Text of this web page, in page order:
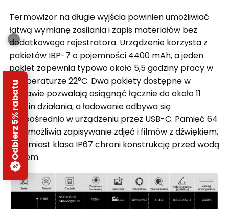
Termowizor na długie wyjścia powinien umożliwiać
łatwą wymianę zasilania i zapis materiałów bez
dodatkowego rejestratora. Urządzenie korzysta z
pakietów IBP-7 o pojemności 4400 mAh, a jeden
pakiet zapewnia typowo około 5,5 godziny pracy w
temperaturze 22°C. Dwa pakiety dostępne w
zestawie pozwalają osiągnąć łącznie do około 11
godzin działania, a ładowanie odbywa się
bezpośrednio w urządzeniu przez USB-C. Pamięć 64
GB umożliwia zapisywanie zdjęć i filmów z dźwiękiem,
natomiast klasa IP67 chroni konstrukcję przed wodą
i pyłem.
Odbierz 5% rabatu